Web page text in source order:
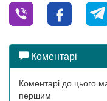
Коментарі
Коментарі до цього
першим